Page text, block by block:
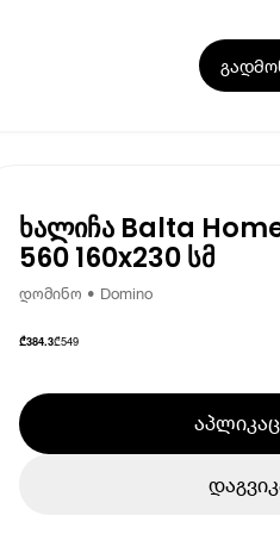
ხალიჩა Balta
560 160x230 სმ
დომინო • Domino
₾384.3₾549